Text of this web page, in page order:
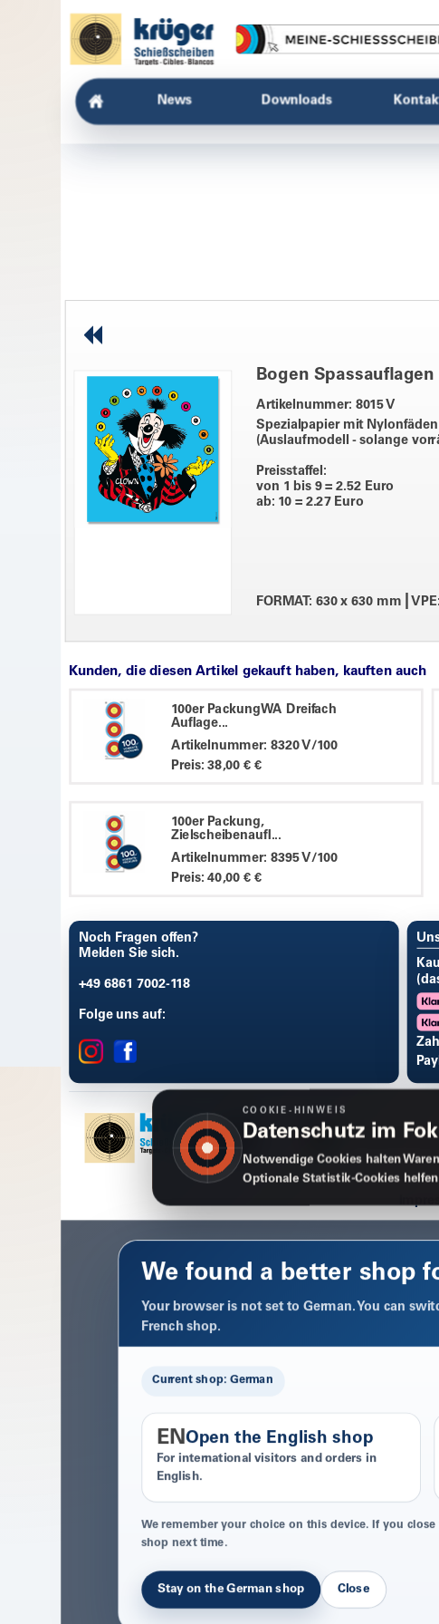
News Downloads
Bogen
Artikelnummer: 8015 V
Spezialpapier mit
(Auslaufmodell - solange
Preisstaffel:
von 1 bis 9 = 2.52 Euro
ab: 10 = 2.27 Euro
FORMAT: 630 x 630 mm
Kunden, die diesen Artikel gekauft haben, kauften auch
100er PackungWA Dreifach
Auflage...
Artikelnummer: 8320 V/100
Preis: 38,00 € €
100er Packung,
Zielscheibenaufl...
Artikelnummer: 8395 V/100
Preis: 40,00 € €
Noch Fragen offen?
Melden Sie sich.
+49 6861 7002-118
Folge uns auf:
We found a better shop
Your browser is not set to German. You can
French shop.
Current shop: German
ENOpen the English shop
For international visitors and orders in
English.
We remember your choice on this device. If you
shop next time.
Stay on the German shop Close
COOKIE-HINWEIS
Datenschutz im
Notwendige Cookies halten
Optionale Statistik-Cookies